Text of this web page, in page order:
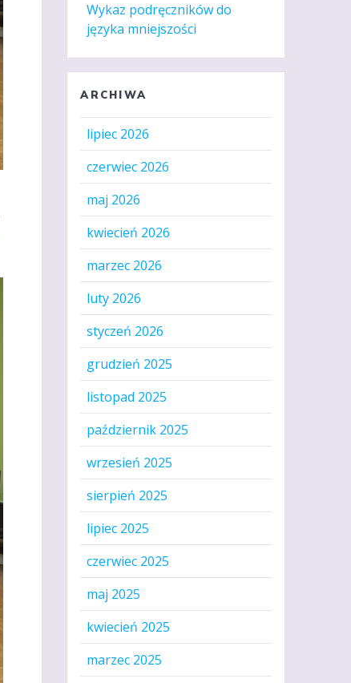
Wykaz podręczników do
języka mniejszości
ARCHIWA
lipiec 2026
czerwiec 2026
maj 2026
kwiecień 2026
marzec 2026
luty 2026
styczeń 2026
grudzień 2025
listopad 2025
październik 2025
wrzesień 2025
sierpień 2025
lipiec 2025
czerwiec 2025
maj 2025
kwiecień 2025
marzec 2025